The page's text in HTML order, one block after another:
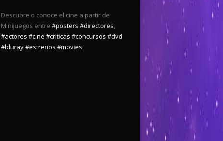
Descubre o conoce el cine a partir de
Minijuegos entre #posters #directores,
#actores #cine #criticas #concursos #dvd
#bluray#estrenos #movies